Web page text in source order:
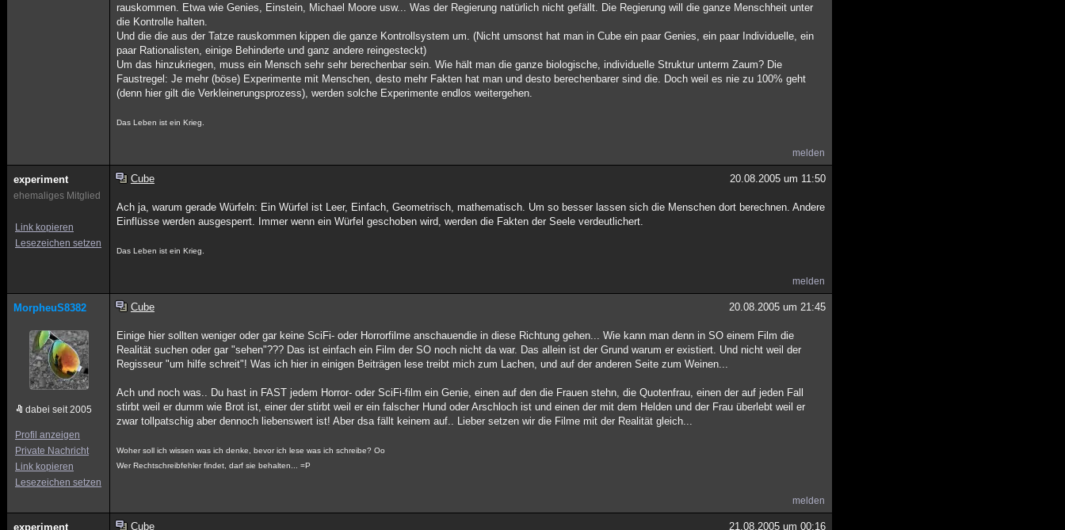
rauskommen. Etwa wie Genies, Einstein, Michael Moore usw... Was der Regierung natürlich nicht gefällt. Die Regierung will die ganze Menschheit unter
die Kontrolle halten.
Und die die aus der Tatze rauskommen kippen die ganze Kontrollsystem um. (Nicht umsonst hat man in Cube ein paar Genies, ein paar Individuelle, ein
paar Rationalisten, einige Behinderte und ganz andere reingesteckt)
Um das hinzukriegen, muss ein Mensch sehr sehr berechenbar sein. Wie hält man die ganze biologische, individuelle Struktur unterm Zaum? Die
Faustregel: Je mehr (böse) Experimente mit Menschen, desto mehr Fakten hat man und desto berechenbarer sind die. Doch weil es nie zu 100% geht
(denn hier gilt die Verkleinerungsprozess), werden solche Experimente endlos weitergehen.
Das Leben ist ein Krieg.
melden
experiment
ehemaliges Mitglied
Link kopieren
Lesezeichen setzen
Cube 20.08.2005 um 11:50
Ach ja, warum gerade Würfeln: Ein Würfel ist Leer, Einfach, Geometrisch, mathematisch. Um so besser lassen sich die Menschen dort berechnen. Andere
Einflüsse werden ausgesperrt. Immer wenn ein Würfel geschoben wird, werden die Fakten der Seele verdeutlichert.
Das Leben ist ein Krieg.
melden
MorpheuS8382
dabei seit 2005
Profil anzeigen
Private Nachricht
Link kopieren
Lesezeichen setzen
Cube 20.08.2005 um 21:45
Einige hier sollten weniger oder gar keine SciFi- oder Horrorfilme anschauendie in diese Richtung gehen... Wie kann man denn in SO einem Film die
Realität suchen oder gar "sehen"??? Das ist einfach ein Film der SO noch nicht da war. Das allein ist der Grund warum er existiert. Und nicht weil der
Regisseur "um hilfe schreit"! Was ich hier in einigen Beiträgen lese treibt mich zum Lachen, und auf der anderen Seite zum Weinen...
Ach und noch was.. Du hast in FAST jedem Horror- oder SciFi-film ein Genie, einen auf den die Frauen stehn, die Quotenfrau, einen der auf jeden Fall
stirbt weil er dumm wie Brot ist, einer der stirbt weil er ein falscher Hund oder Arschloch ist und einen der mit dem Helden und der Frau überlebt weil er
zwar tollpatschig aber dennoch liebenswert ist! Aber dsa fällt keinem auf.. Lieber setzen wir die Filme mit der Realität gleich...
Woher soll ich wissen was ich denke, bevor ich lese was ich schreibe? Oo
Wer Rechtschreibfehler findet, darf sie behalten... =P
melden
experiment Cube 21.08.2005 um 00:16